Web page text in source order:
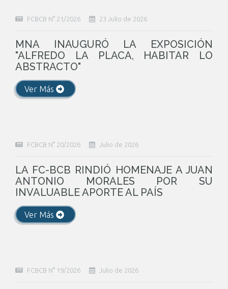
FCBCB N° 21/2026 23 Julio de 2026
MNA INAUGURÓ LA EXPOSICIÓN
"ALFREDO LA PLACA, HABITAR LO
ABSTRACTO"
Ver Más
FCBCB N° 20/2026 Julio de 2026
LA FC-BCB RINDIÓ HOMENAJE A JUAN
ANTONIO MORALES POR SU
INVALUABLE APORTE AL PAÍS
Ver Más
FCBCB N° 19/2026 Julio de 2026